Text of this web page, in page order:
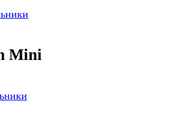
Mini